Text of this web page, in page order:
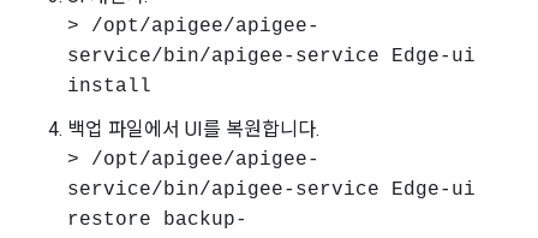
> /opt/apigee/apigee-
service/bin/apigee-service Edge-ui
install
백업 파일에서 UI를 복원합니다.
> /opt/apigee/apigee-
service/bin/apigee-service Edge-ui
restore backup-